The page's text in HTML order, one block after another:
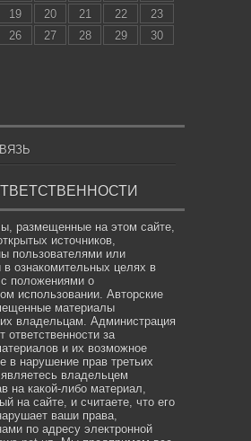
19 20 21 22
23
26 27 28 29
30
размещенные на этом сайте,
источников,
пользователями или
в ознакомительных целях в
с положениями о
использовании. Авторские
материалы
владельцам. Администрация
ответственности за
и их возможное
в нарушение прав третьих
владельцем
на какой-либо материал,
на сайте, и считаете, что его
ваши права,
по адресу электронной